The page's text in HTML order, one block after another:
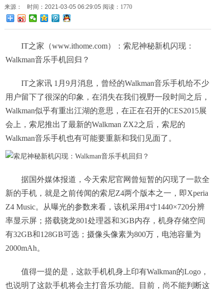
来源： 时间：2021-03-05 06:29:05 阅读：1770
IT之家（www.ithome.com）：索尼神秘新机闪现：
Walkman音乐手机回归？
IT之家讯 1月9月消息，曾经的Walkman音乐手机给不少
用户留下了很深的印象，在消失在我们视野一段时间之后，
Walkman似乎有重出江湖的意思，在正在召开的CES2015展
会上，索尼推出了最新的Walkman ZX2之后，索尼的
Walkman音乐手机也有可能要重新和我们见面了。
据国外媒体报道，今天索尼官网曾短暂的闪现了一款全
新的手机，就是之前传闻的索尼Z4两个版本之一，即Xperia
Z4 Music。从曝光的参数来看，该机采用4寸1440×720分辨
率显示屏；搭载骁龙801处理器和3GB内存，机身存储空间
有32GB和128GB可选；摄像头像素为800万，电池容量为
2000mAh。
值得一提的是，这款手机机身上印有Walkman的Logo，
也说明了这款手机将会主打音乐功能。目前，尚不能判断这